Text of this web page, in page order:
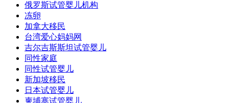
俄罗斯试管婴儿机构
冻卵
加拿大移民
台湾爱心妈妈网
吉尔吉斯斯坦试管婴儿
同性家庭
同性试管婴儿
新加坡移民
日本试管婴儿
柬埔寨试管婴儿